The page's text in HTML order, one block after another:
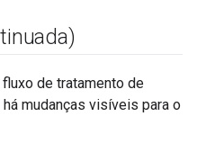
de tratamento de
mudanças visíveis para o